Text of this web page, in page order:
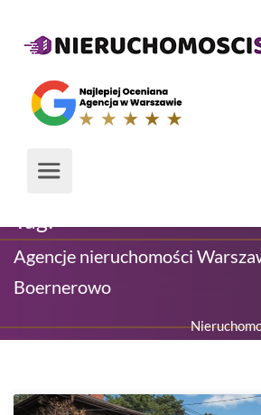
Tag:
Agencje nieruchomości
Boernerowo